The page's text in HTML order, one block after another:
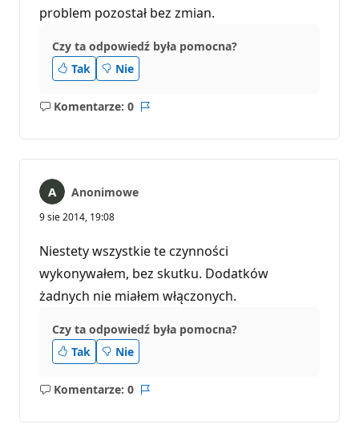
problem pozostał bez zmian.
Czy ta odpowiedź była pomocna?
Tak
Nie
Komentarze: 0
Brak
Anonimowe
9 sie 2014, 19:08
Niestety wszystkie te czynności
wykonywałem, bez skutku. Dodatków
żadnych nie miałem włączonych.
Czy ta odpowiedź była pomocna?
Tak
Nie
Komentarze: 0
Brak